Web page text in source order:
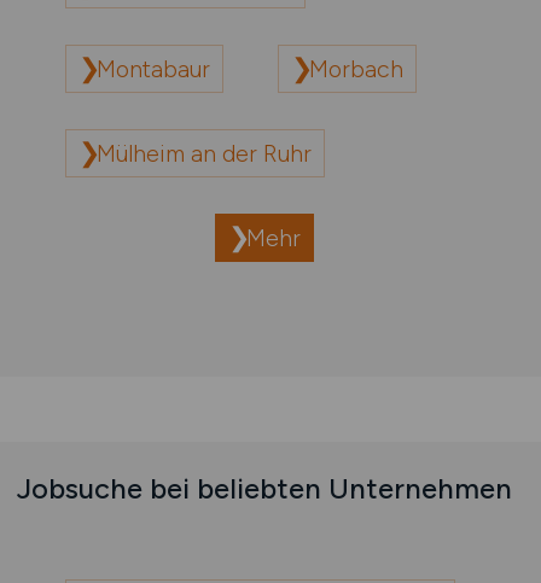
Montabaur Morbach
Mülheim an der Ruhr
Mehr
Jobsuche bei beliebten Unternehmen